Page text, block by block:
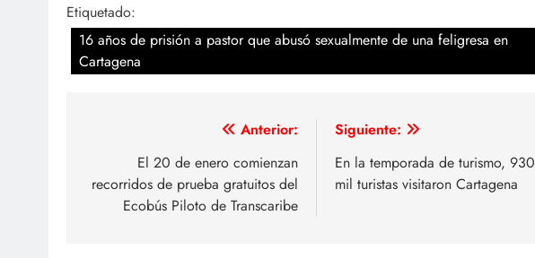
Etiquetado:
16 años de prisión a pastor que abusó sexualmente de una feligresa en
Cartagena
entradas
Anterior:
El 20 de enero comienzan
recorridos de prueba gratuitos del
Ecobús Piloto de Transcaribe
Siguiente:
En la temporada de turismo, 930
mil turistas visitaron Cartagena